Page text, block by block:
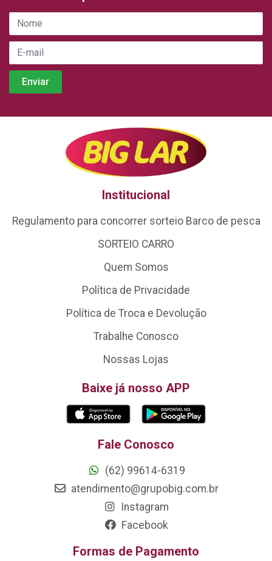
Institucional
Regulamento para concorrer sorteio Barco de pesca
SORTEIO CARRO
Quem Somos
Política de Privacidade
Política de Troca e Devolução
Trabalhe Conosco
Nossas Lojas
Baixe já nosso APP
Fale Conosco
(62) 99614-6319
atendimento@grupobig.com.br
Instagram
Facebook
Formas de Pagamento